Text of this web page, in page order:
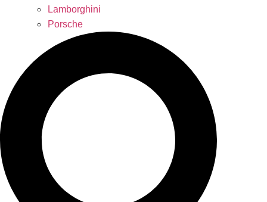
Lamborghini
Porsche